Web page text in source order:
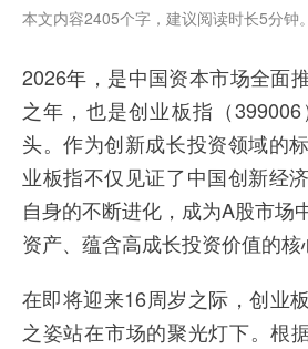
本文内容2405个字，建议阅读时长5分钟。
2026年，是中国资本市场全面
之年，也是创业板指（
头。作为创新成长投资领域的
业板指不仅见证了中国创新经
自身的不断进化，成为A股市场
资产、蕴含高成长投资价值的核
在即将迎来16周岁之际，创业
之姿站在市场的聚光灯下。根